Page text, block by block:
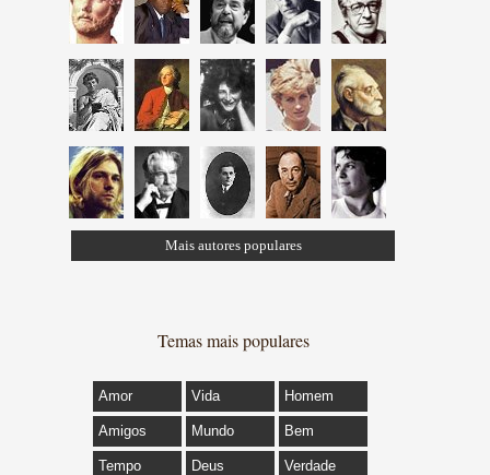
Mais autores populares
Temas mais populares
Amor Vida Homem
Amigos Mundo Bem
Tempo Deus Verdade